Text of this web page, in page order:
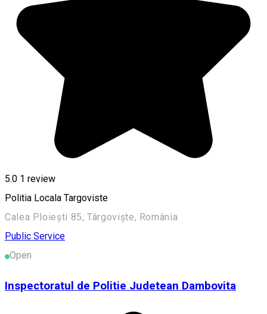
5.0 1 review
Politia Locala Targoviste
Calea Ploiești 85, Târgoviște, România
Public Service
Open
Inspectoratul de Politie Judetean Dambovita